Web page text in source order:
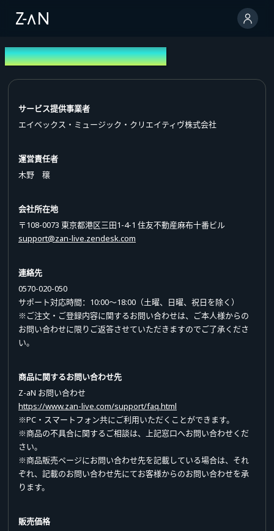
特定商取引法に基づく表記
サービス提供事業者
エイベックス・ミュージック・クリエイティヴ株式会社
運営責任者
木野 穣
会社所在地
〒108-0073 東京都港区三田1-4-1 住友不動産麻布十番ビル
support@zan-live.zendesk.com
連絡先
0570-020-050
サポート対応時間：10:00～18:00（土曜、日曜、祝日を除く）
※ご注文・ご登録内容に関するお問い合わせは、ご本人様からの
お問い合わせに限りご返答させていただきますのでご了承くださ
い。
商品に関するお問い合わせ先
Z-aN お問い合わせ
https://www.zan-live.com/support/faq.html
※PC・スマートフォン共にご利用いただくことができます。
※商品の不具合に関するご相談は、上記窓口へお問い合わせくだ
さい。
※商品販売ページにお問い合わせ先を記載している場合は、それ
ぞれ、記載のお問い合わせ先にてお客様からのお問い合わせを承
ります。
販売価格